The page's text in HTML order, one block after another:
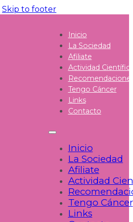
Skip to footer
Inicio
La Sociedad
Afiliate
Actividad
Tengo Cáncer
Links
Contacto
Inicio
La Sociedad
Afiliate
Actividad
Tengo Cáncer
Links